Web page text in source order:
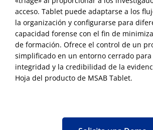
acceso. Tablet puede adaptarse a los
la organización y configurarse para
capacidad forense con el fin de
de formación. Ofrece el control de un
simplificado en un entorno cerrado
integridad y la credibilidad de la
Hoja del producto de MSAB Tablet.